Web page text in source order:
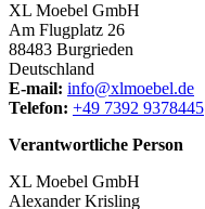
XL Moebel GmbH
Am Flugplatz 26
88483 Burgrieden
Deutschland
E-mail: info@xlmoebel.de
Telefon: +49 7392 9378445
Verantwortliche Person
XL Moebel GmbH
Alexander Krisling